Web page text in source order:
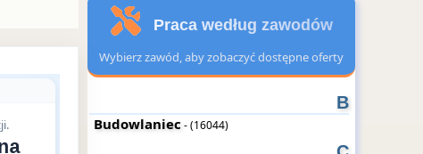
Praca według zawodów
Wybierz zawód, aby zobaczyć dostępne oferty
B
Budowlaniec- (16044)